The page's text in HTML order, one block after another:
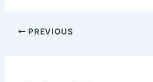
PREVIOUS